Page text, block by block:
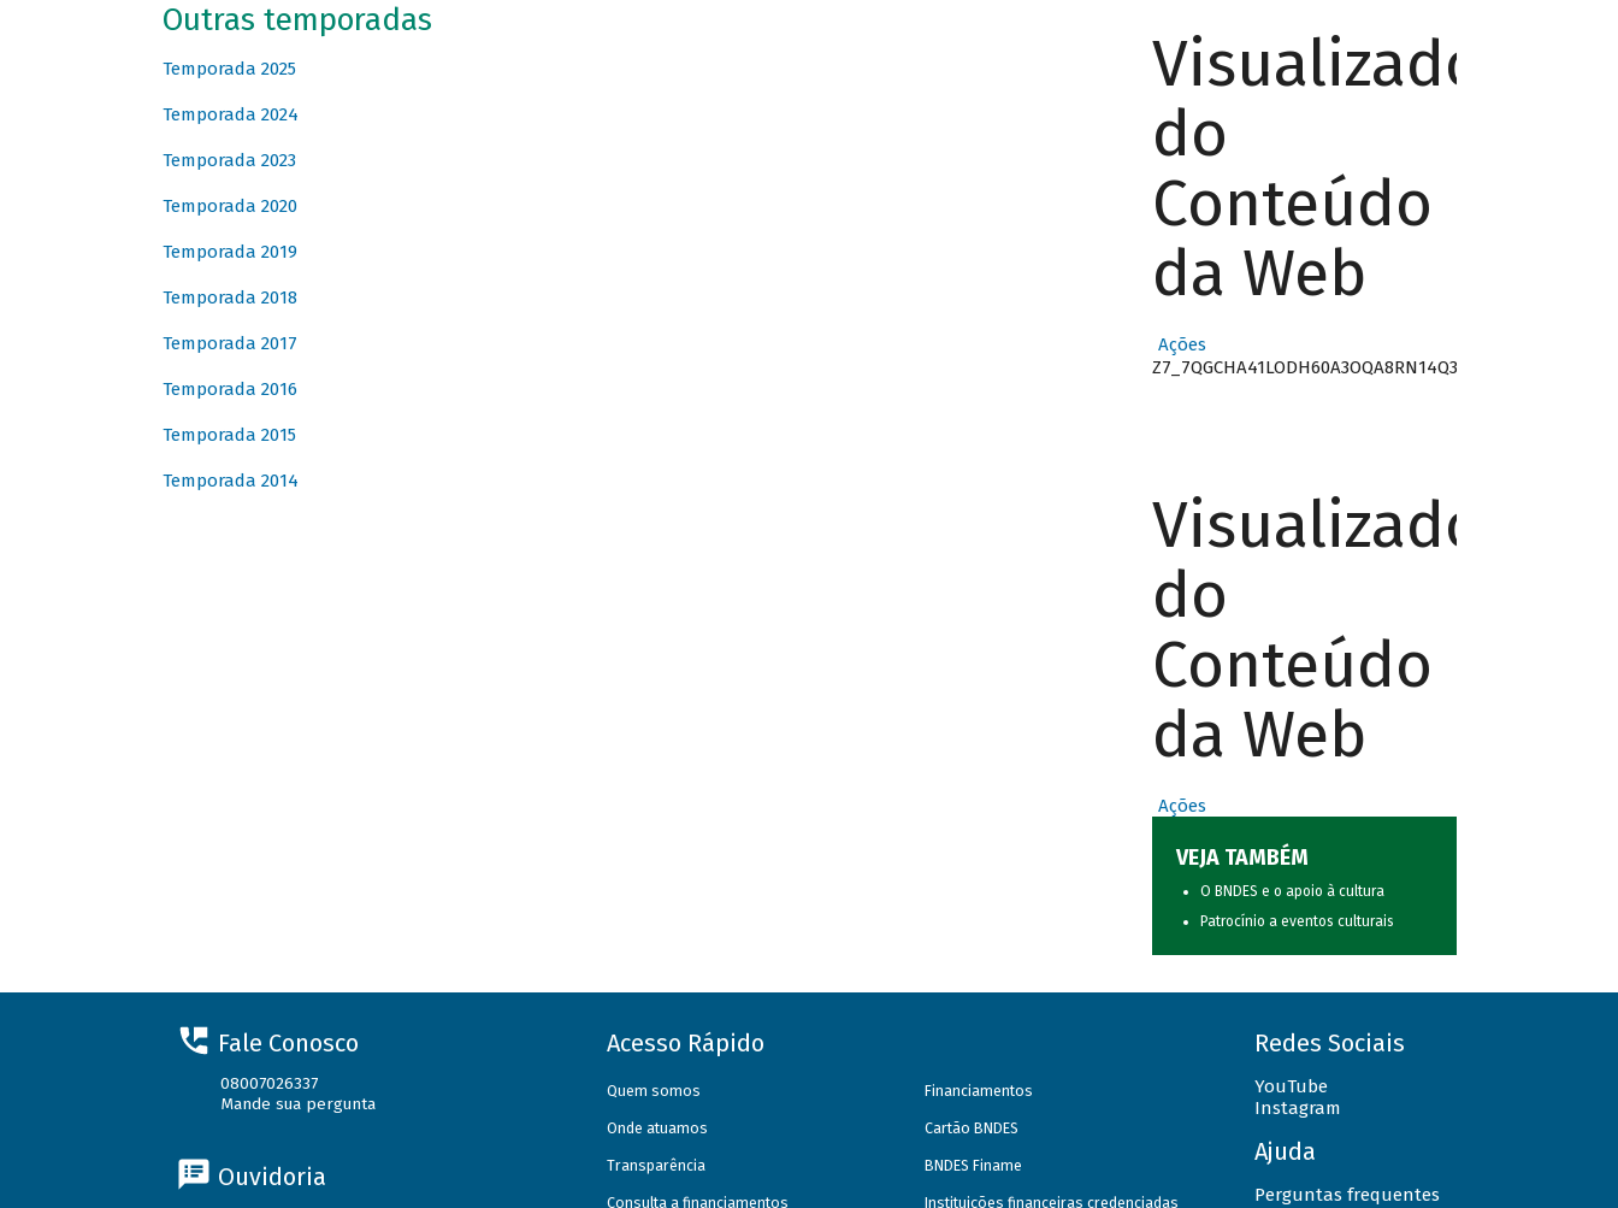
Outras temporadas
Temporada 2025
Temporada 2024
Temporada 2023
Temporada 2020
Temporada 2019
Temporada 2018
Temporada 2017
Temporada 2016
Temporada 2015
Temporada 2014
Visualizador
do
Conteúdo
da Web
Ações
Z7_7QGCHA41LODH60A3OQA8RN14Q3
Visualizador
do
Conteúdo
da Web
Ações
VEJA TAMBÉM
O BNDES e o apoio à cultura
Patrocínio a eventos culturais
Fale Conosco
08007026337
Mande sua pergunta
Ouvidoria
Acesso Rápido
Quem somos
Onde atuamos
Transparência
Consulta a financiamentos
Financiamentos
Cartão BNDES
BNDES Finame
Instituições financeiras credenciadas
Redes Sociais
YouTube
Instagram
Ajuda
Perguntas frequentes